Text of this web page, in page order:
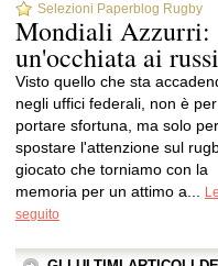
Selezioni Paperblog Rugby
Mondiali Azzurri:
un'occhiata ai russi
Visto quello che sta
negli uffici federali, non è per
portare sfortuna, ma solo per
spostare l'attenzione sul
giocato che torniamo con la
memoria per un attimo a...
seguito